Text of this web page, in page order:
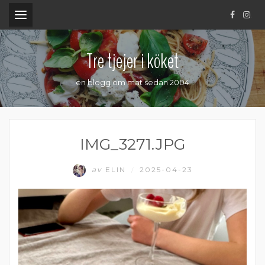
.
Tre tjejer i köket
en blogg om mat sedan 2004
IMG_3271.JPG
av ELIN 2025-04-23